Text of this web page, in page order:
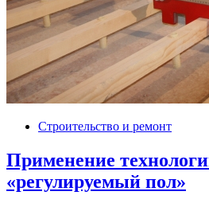
Строительство и ремонт
Применение
«регулируемый пол»